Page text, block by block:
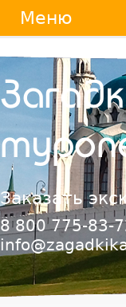
Jump
navigation
Меню
Заказать
8 800 775-83-